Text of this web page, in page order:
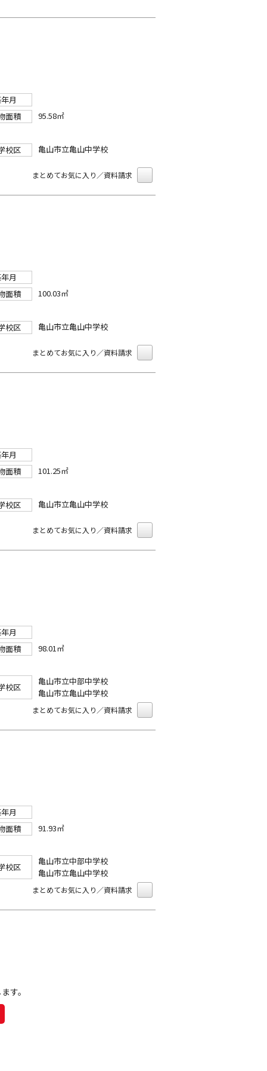
月
面積
95.58㎡
校区 亀山市立亀山中学校
まとめてお気に入り／資料請求
月
面積
100.03㎡
校区 亀山市立亀山中学校
まとめてお気に入り／資料請求
月
面積
101.25㎡
校区 亀山市立亀山中学校
まとめてお気に入り／資料請求
月
面積
98.01㎡
校区
亀山市立中部中学校
亀山市立亀山中学校
まとめてお気に入り／資料請求
月
面積
91.93㎡
校区
亀山市立中部中学校
亀山市立亀山中学校
まとめてお気に入り／資料請求
す。